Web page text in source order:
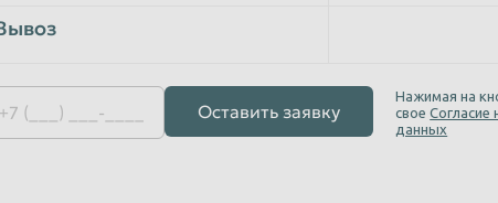
Оставить заявку
Нажимая на
своеСогласие
данных